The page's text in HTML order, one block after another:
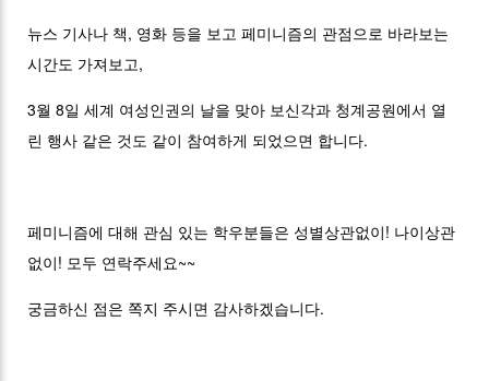
뉴스 기사나 책, 영화 등을 보고 페미니즘의 관점으로 바라보는
시간도 가져보고,
3월 8일 세계 여성인권의 날을 맞아 보신각과 청계공원에서 열
린 행사 같은 것도 같이 참여하게 되었으면 합니다.
페미니즘에 대해 관심 있는 학우분들은 성별상관없이! 나이상관
없이! 모두 연락주세요~~
궁금하신 점은 쪽지 주시면 감사하겠습니다.